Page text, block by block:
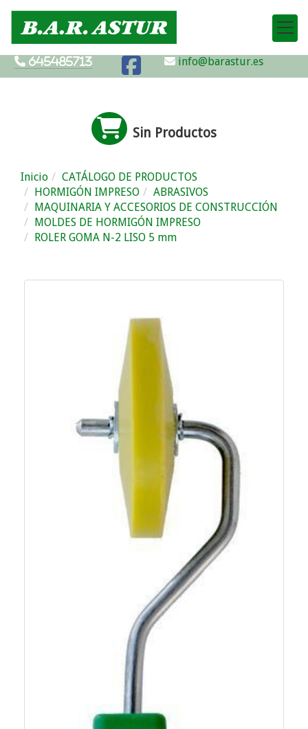
645485713 info@barastur.es
Sin Productos
Inicio
CATÁLOGO DE PRODUCTOS
HORMIGÓN IMPRESO
ABRASIVOS
MAQUINARIA Y ACCESORIOS DE CONSTRUCCIÓN
MOLDES DE HORMIGÓN IMPRESO
ROLER GOMA N-2 LISO 5 mm